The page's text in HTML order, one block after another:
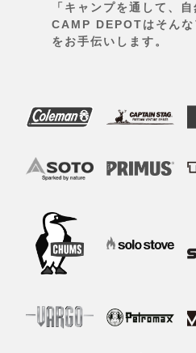
「キャンプを通して、自
CAMP DEPOTはそんな
をお手伝いします。